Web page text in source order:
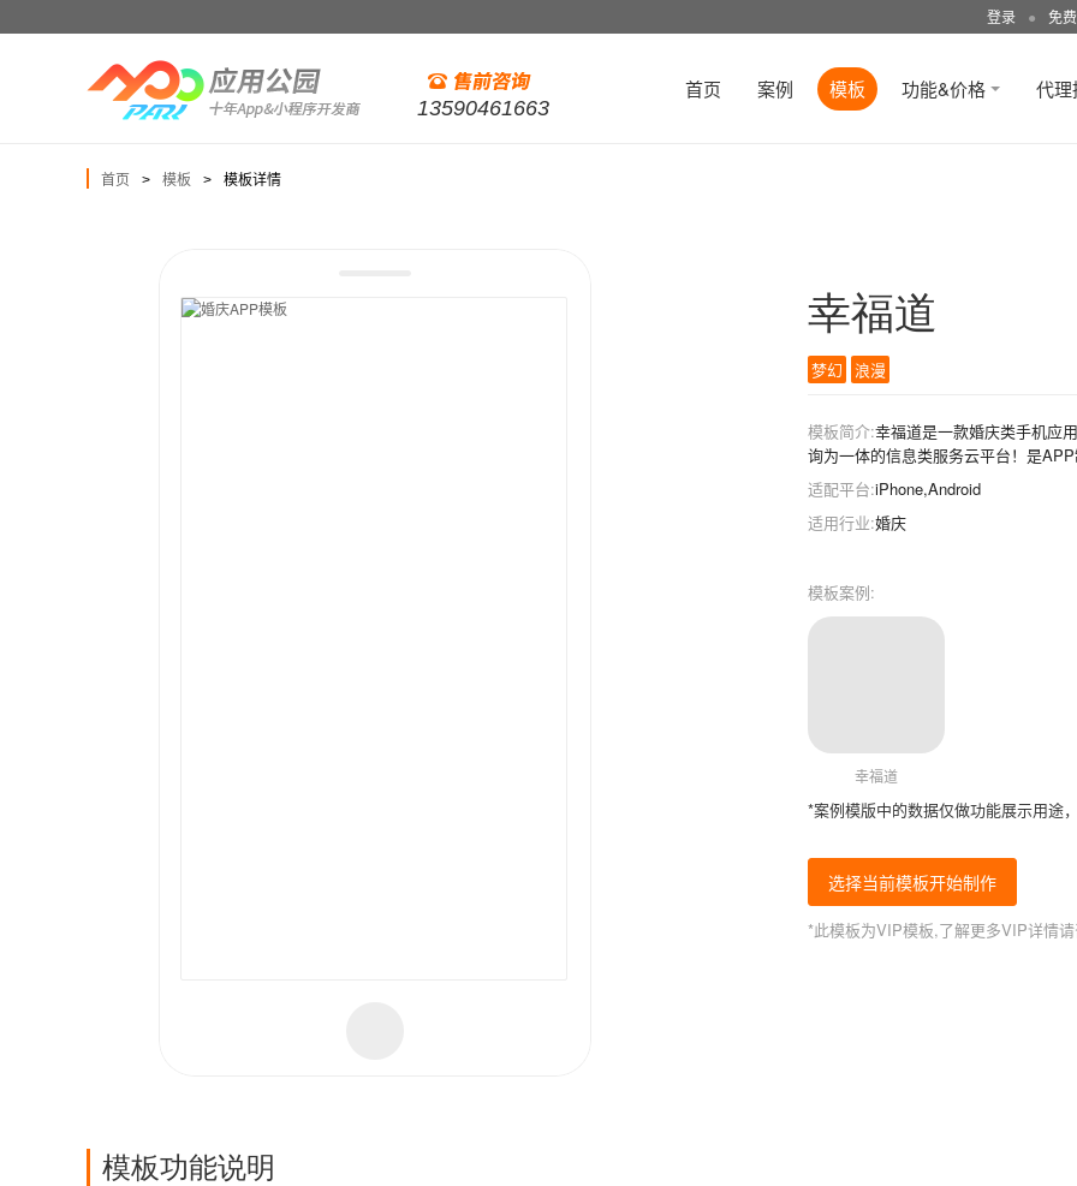
登录 ● 免
13590461663
首页 案例 模板 功能&价格 代理
首页 > 模板 > 模板详情
幸福道
梦幻 浪漫
模板简介:幸福道是一款婚庆类手机应
询为一体的信息类服务云平台！是APP
适配平台:iPhone,Android
适用行业:婚庆
模板案例:
幸福道
*案例模版中的数据仅做功能展示用途
选择当前模板开始制作
*此模板为VIP模板,了解更多VIP详情
模板功能说明